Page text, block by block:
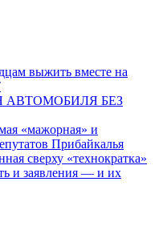
выжить вместе на
АВТОМОБИЛЯ БЕЗ
«мажорная» и
Прибайкалья
сверху «технократка»
и заявления — и их